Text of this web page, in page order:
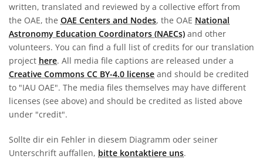
written, translated and reviewed by a collective effort from
the OAE, the OAE Centers and Nodes, the OAE National
Astronomy Education Coordinators (NAECs) and other
volunteers. You can find a full list of credits for our translation
project here. All media file captions are released under a
Creative Commons CC BY-4.0 license and should be credited
to "IAU OAE". The media files themselves may have different
licenses (see above) and should be credited as listed above
under "credit".
Sollte dir ein Fehler in diesem Diagramm oder seiner
Unterschrift auffallen, bitte kontaktiere uns.